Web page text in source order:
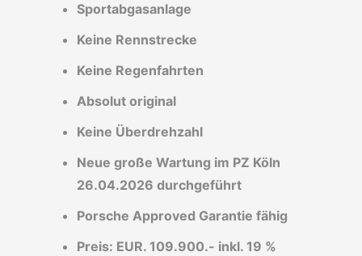
Sportabgasanlage
Keine Rennstrecke
Keine Regenfahrten
Absolut original
Keine Überdrehzahl
Neue große Wartung im PZ Köln
26.04.2026 durchgeführt
Porsche Approved Garantie fähig
Preis: EUR. 109.900.- inkl. 19 %